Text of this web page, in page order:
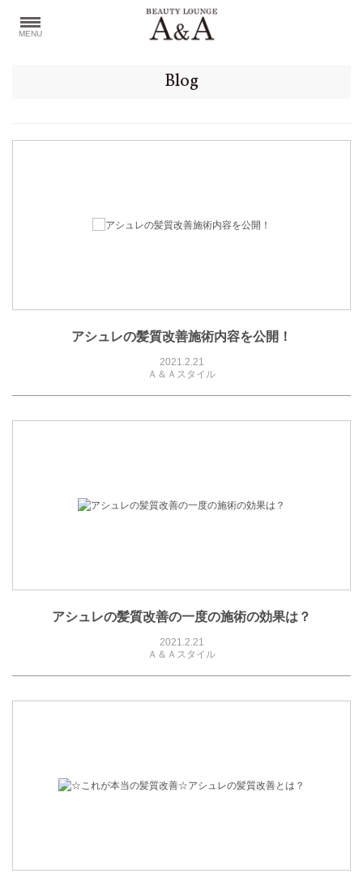
MENU
Blog
アシュレの髪質改善施術内容を公開！
2021.2.21
Ａ＆Ａスタイル
アシュレの髪質改善の一度の施術の効果は？
2021.2.21
Ａ＆Ａスタイル